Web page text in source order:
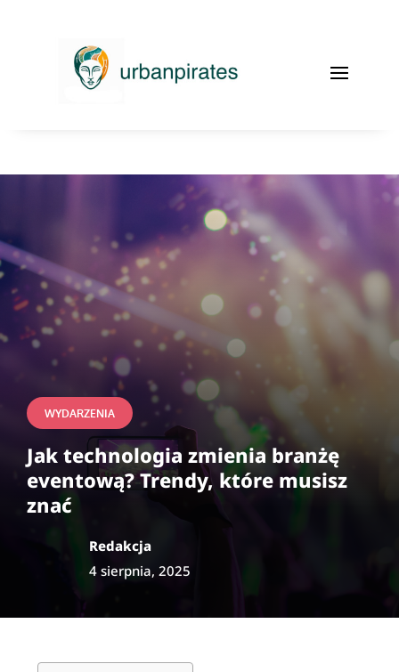
WYDARZENIA
Jak technologia zmienia branżę
eventową? Trendy, które musisz
znać
Redakcja
4 sierpnia, 2025